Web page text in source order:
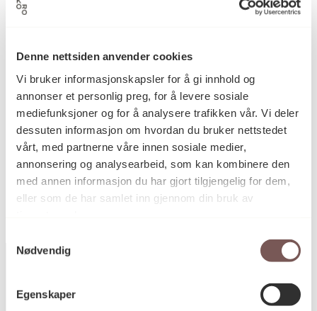
Denne nettsiden anvender cookies
Vi bruker informasjonskapsler for å gi innhold og
annonser et personlig preg, for å levere sosiale
mediefunksjoner og for å analysere trafikken vår. Vi deler
dessuten informasjon om hvordan du bruker nettstedet
vårt, med partnerne våre innen sosiale medier,
annonsering og analysearbeid, som kan kombinere den
med annen informasjon du har gjort tilgjengelig for dem,
eller som de har samlet inn gjennom din bruk av
Nødvendig
Egenskaper
Dybde: 0cm
Bredde: 0cm
Høyde: 0cm
Reference KORO.002799